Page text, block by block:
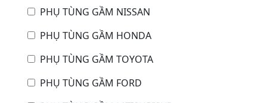
PHỤ TÙNG GẦM NISSAN
PHỤ TÙNG GẦM HONDA
PHỤ TÙNG GẦM TOYOTA
PHỤ TÙNG GẦM FORD